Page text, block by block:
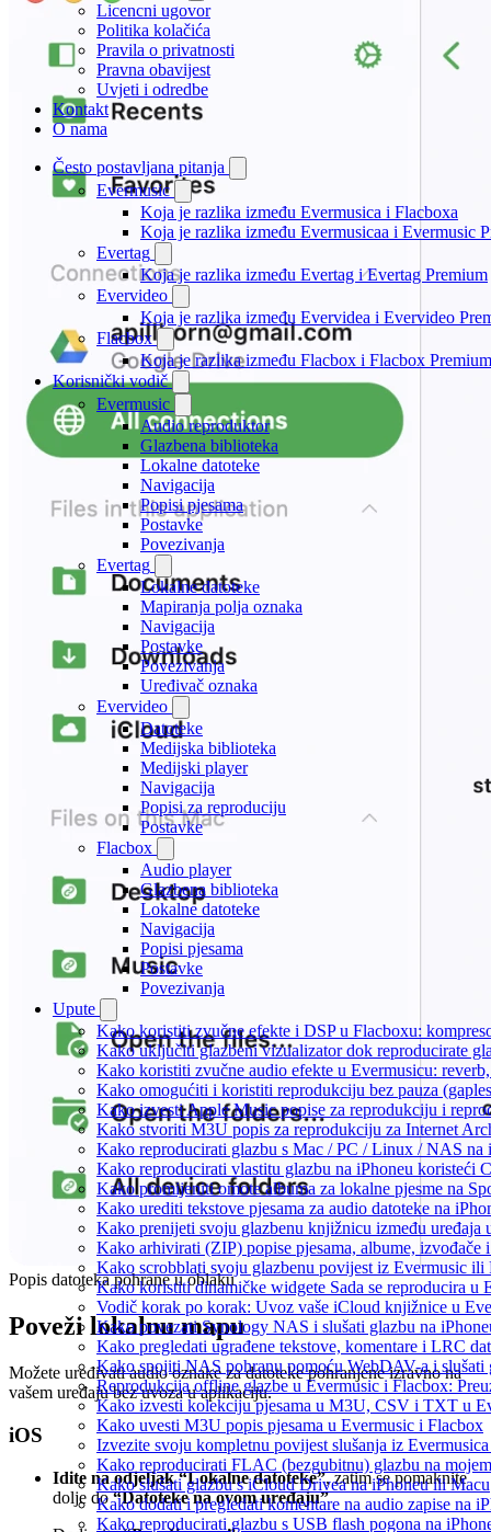
Licencni ugovor
Politika kolačića
Pravila o privatnosti
Pravna obavijest
Uvjeti i odredbe
Kontakt
O nama
Često postavljana pitanja
Evermusic
Koja je razlika između Evermusica i Flacboxa
Koja je razlika između Evermusicaa i Evermusic
Evertag
Koja je razlika između Evertag i Evertag Premium
Evervideo
Koja je razlika između Evervidea i Evervideo
Flacbox
Koja je razlika između Flacbox i Flacbox
Korisnički vodič
Evermusic
Audio reproduktor
Glazbena biblioteka
Lokalne datoteke
Navigacija
Popisi pjesama
Postavke
Povezivanja
Evertag
Lokalne datoteke
Mapiranja polja oznaka
Navigacija
Postavke
Povezivanja
Uređivač oznaka
Evervideo
Datoteke
Medijska biblioteka
Medijski player
Navigacija
Popisi za reproduciju
Postavke
Flacbox
Audio player
Glazbena biblioteka
Lokalne datoteke
Navigacija
Popisi pjesama
Postavke
Povezivanja
Upute
Kako koristiti zvučne efekte i DSP u Flacboxu:
Kako uključiti glazbeni vizualizator dok reproducirate
Kako koristiti zvučne audio efekte u Evermusicu:
Kako omogućiti i koristiti reprodukciju bez pauza
Kako izvesti Apple Music popise za reprodukciju i
Kako stvoriti M3U popis za reprodukciju za Internet
Kako reproducirati glazbu s Mac / PC / Linux / NAS
Kako reproducirati vlastitu glazbu na iPhoneu koristeći
Kako promijeniti omote albuma za lokalne pjesme na
Kako urediti tekstove pjesama za audio datoteke na
Kako prenijeti svoju glazbenu knjižnicu između uređaja
Kako arhivirati (ZIP) popise pjesama, albume,
Kako scrobblati svoju glazbenu povijest iz Evermusic ili
Kako koristiti dinamičke widgete Sada se reproducira u
Vodič korak po korak: Uvoz vaše iCloud knjižnice u
Kako povezati Synology NAS i slušati glazbu na
Kako pregledati ugrađene tekstove, komentare i LRC
Kako spojiti NAS pohranu pomoću WebDAV-a i slušati
Reprodukcija offline glazbe u Evermusic i Flacbox:
Kako izvesti kolekciju pjesama u M3U, CSV i TXT u
Kako uvesti M3U popis pjesama u Evermusic i Flacbox
Izvezite svoju kompletnu povijest slušanja iz
Kako reproducirati FLAC (bezgubitnu) glazbu na
Kako slušati glazbu s iCloud Drivea na iPhoneu ili Macu
Kako dodati i pregledati komentare na audio zapise na
Kako reproducirati glazbu s USB flash pogona na
Popis datoteka pohrane u oblaku
Poveži lokalnu mapu
Možete uređivati audio oznake za datoteke pohranjene izravno na
vašem uređaju bez uvoza u aplikaciju.
iOS
Idite na odjeljak “Lokalne datoteke”, zatim se pomaknite
dolje do“Datoteke na ovom uređaju”